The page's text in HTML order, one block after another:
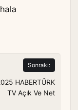
Sonraki:
HABERTÜRK
TV Açık Ve Net